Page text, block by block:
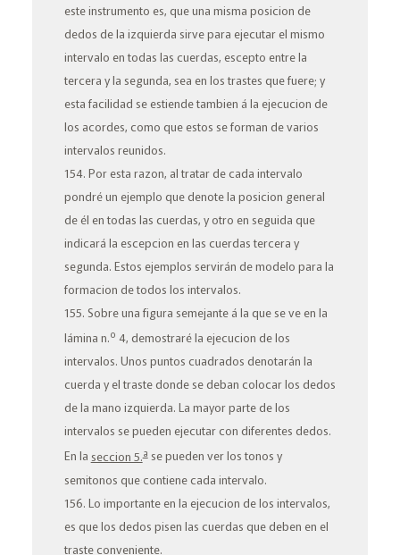
este instrumento es, que una misma posicion de
dedos de la izquierda sirve para ejecutar el mismo
intervalo en todas las cuerdas, escepto entre la
tercera y la segunda, sea en los trastes que fuere; y
esta facilidad se estiende tambien á la ejecucion de
los acordes, como que estos se forman de varios
intervalos reunidos.
154. Por esta razon, al tratar de cada intervalo
pondré un ejemplo que denote la posicion general
de él en todas las cuerdas, y otro en seguida que
indicará la escepcion en las cuerdas tercera y
segunda. Estos ejemplos servirán de modelo para la
formacion de todos los intervalos.
155. Sobre una figura semejante á la que se ve en la
lámina n.o 4, demostraré la ejecucion de los
intervalos. Unos puntos cuadrados denotarán la
cuerda y el traste donde se deban colocar los dedos
de la mano izquierda. La mayor parte de los
intervalos se pueden ejecutar con diferentes dedos.
En la seccion 5.ase pueden ver los tonos y
semitonos que contiene cada intervalo.
156. Lo importante en la ejecucion de los intervalos,
es que los dedos pisen las cuerdas que deben en el
traste conveniente.